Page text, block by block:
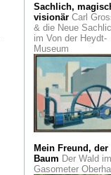
Ettore Sottsass:
Designer und
der auch ein
war
Morgan Fisher im
Museum Abteiberg
eine Hommage an
Blinky Palermo
Kulturrucksack: Das
für Kulturelle Bildung
wird gestartet
Sachlich,
visionärCarl
& die Neue
im Von der Heydt-
Museum
Mein Freund, der
Baum Der Wald im
Gasometer